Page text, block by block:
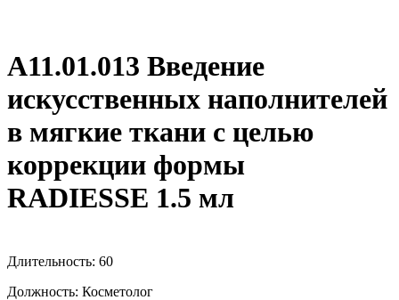
А11.01.013 Введение
искусственных наполнителей
в мягкие ткани с целью
коррекции формы
RADIESSE 1.5 мл
Длительность: 60
Должность: Косметолог